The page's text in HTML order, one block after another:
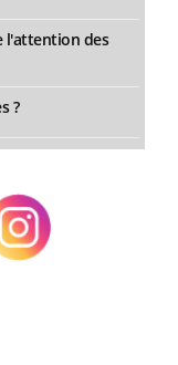
l'attention des
?